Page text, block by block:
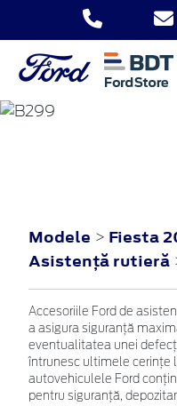
Modele > Fiesta
Asistenţă rutieră
Accesoriile Ford de
a asigura siguranţă
eventualitatea unei
întrunesc ultimele cerinţe
autovehiculele Ford
pentru siguranţă,